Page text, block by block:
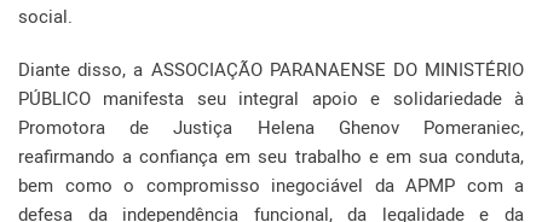
social.
Diante disso, a ASSOCIAÇÃO PARANAENSE DO MINISTÉRIO
PÚBLICO manifesta seu integral apoio e solidariedade à
Promotora de Justiça Helena Ghenov Pomeraniec,
reafirmando a confiança em seu trabalho e em sua conduta,
bem como o compromisso inegociável da APMP com a
defesa da independência funcional, da legalidade e da